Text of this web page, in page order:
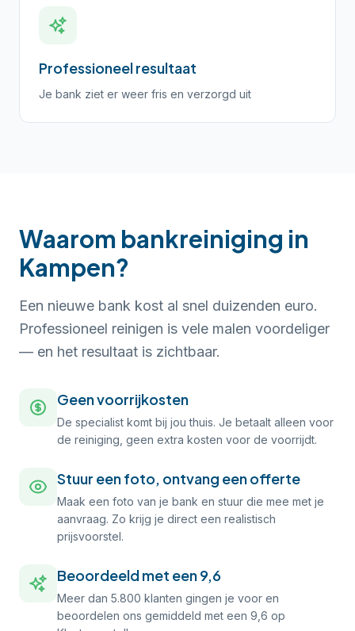
Professioneel resultaat
Je bank ziet er weer fris en verzorgd uit
Waarom bankreiniging in
Kampen?
Een nieuwe bank kost al snel duizenden euro.
Professioneel reinigen is vele malen voordeliger
— en het resultaat is zichtbaar.
Geen voorrijkosten
De specialist komt bij jou thuis. Je betaalt alleen voor
de reiniging, geen extra kosten voor de voorrijdt.
Stuur een foto, ontvang een offerte
Maak een foto van je bank en stuur die mee met je
aanvraag. Zo krijg je direct een realistisch
prijsvoorstel.
Beoordeeld met een 9,6
Meer dan 5.800 klanten gingen je voor en
beoordelen ons gemiddeld met een 9,6 op